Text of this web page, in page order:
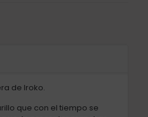
de Iroko.
que con el tiempo se